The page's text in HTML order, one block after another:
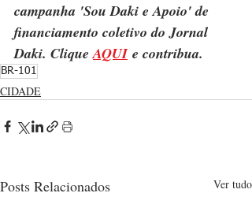
campanha 'Sou Daki e Apoio' de
financiamento coletivo do Jornal
Daki. Clique AQUI e contribua.
BR-101
CIDADE
Posts Relacionados Ver tudo